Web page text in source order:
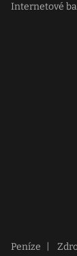
Internetové
Peníze